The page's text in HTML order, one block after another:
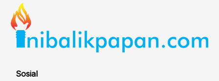
Sosial